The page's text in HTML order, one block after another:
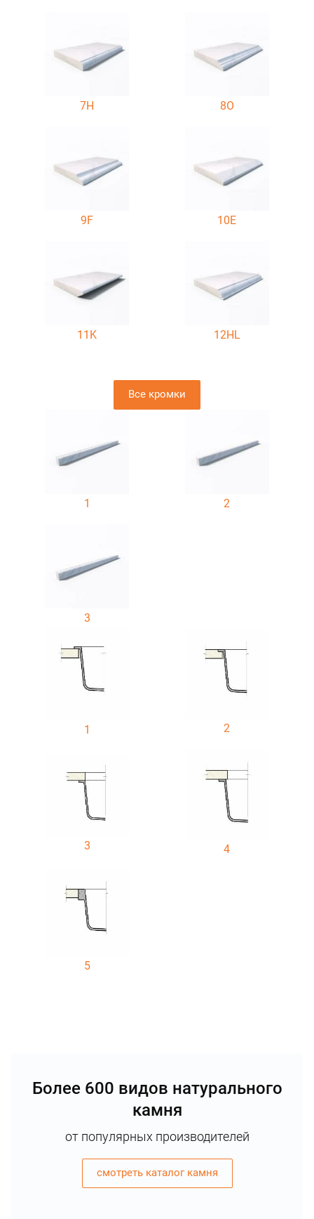
7H 8O
9F 10E
11K 12HL
Все кромки
1 2
3
1 2
3 4
5
Более 600 видов натурального
камня
от популярных производителей
смотреть каталог камня